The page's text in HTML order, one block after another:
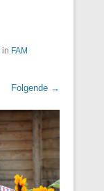
in FAM
Folgende →